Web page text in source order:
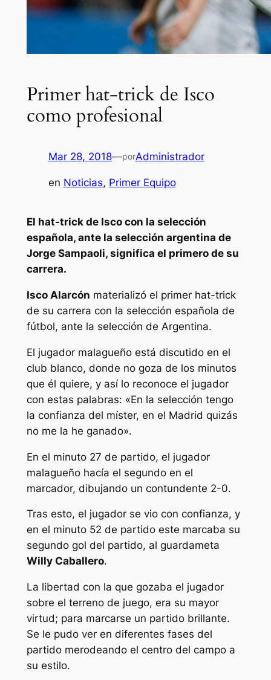
Primer hat-trick de Isco
como profesional
Mar 28, 2018—porAdministrador
en Noticias, Primer Equipo
El hat-trick de Isco con la selección
española, ante la selección argentina de
Jorge Sampaoli, significa el primero de su
carrera.
Isco Alarcón materializó el primer hat-trick
de su carrera con la selección española de
fútbol, ante la selección de Argentina.
El jugador malagueño está discutido en el
club blanco, donde no goza de los minutos
que él quiere, y así lo reconoce el jugador
con estas palabras: «En la selección tengo
la confianza del míster, en el Madrid quizás
no me la he ganado».
En el minuto 27 de partido, el jugador
malagueño hacía el segundo en el
marcador, dibujando un contundente 2-0.
Tras esto, el jugador se vio con confianza, y
en el minuto 52 de partido este marcaba su
segundo gol del partido, al guardameta
Willy Caballero.
La libertad con la que gozaba el jugador
sobre el terreno de juego, era su mayor
virtud; para marcarse un partido brillante.
Se le pudo ver en diferentes fases del
partido merodeando el centro del campo a
su estilo.